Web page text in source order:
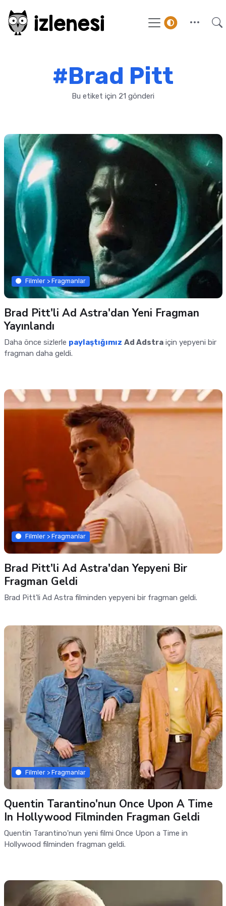
#Brad Pitt
Bu etiket için 21 gönderi
Filmler > Fragmanlar
Brad Pitt'li Ad Astra'dan Yeni Fragman
Yayınlandı
Daha önce sizlerle paylaştığımız Ad Adstraiçin yepyeni bir
fragman daha geldi.
Filmler > Fragmanlar
Brad Pitt'li Ad Astra'dan Yepyeni Bir
Fragman Geldi
Brad Pitt'li Ad Astra filminden yepyeni bir fragman geldi.
Filmler > Fragmanlar
Quentin Tarantino'nun Once Upon A Time
In Hollywood Filminden Fragman Geldi
Quentin Tarantino'nun yeni filmi Once Upon a Time in
Hollywood filminden fragman geldi.